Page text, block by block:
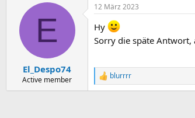
E
El_Despo74
Active member
12 März 2023
Hy
Sorry die späte
R
e
blurrrr